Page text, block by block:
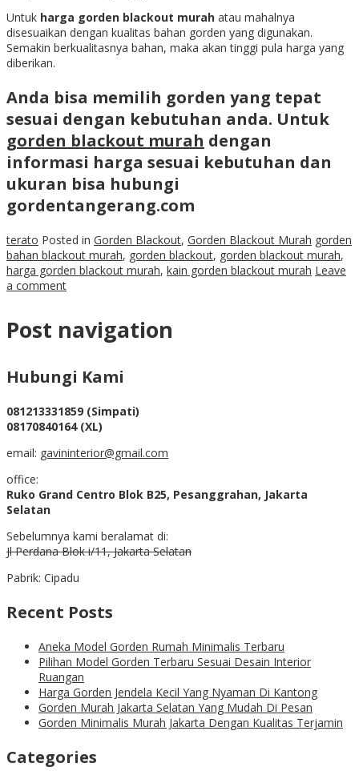
Untuk harga gorden blackout murah atau mahalnya
disesuaikan dengan kualitas bahan gorden yang digunakan.
Semakin berkualitasnya bahan, maka akan tinggi pula harga yang
diberikan.
Anda bisa memilih gorden yang tepat
sesuai dengan kebutuhan anda. Untuk
gorden blackout murah dengan
informasi harga sesuai kebutuhan dan
ukuran bisa hubungi
gordentangerang.com
terato Posted in Gorden Blackout, Gorden Blackout Murah gorden
bahan blackout murah, gorden blackout, gorden blackout murah,
harga gorden blackout murah, kain gorden blackout murah Leave
a comment
Post navigation
Hubungi Kami
081213331859 (Simpati)
08170840164 (XL)
email: gavininterior@gmail.com
office:
Ruko Grand Centro Blok B25, Pesanggrahan, Jakarta
Selatan
Sebelumnya kami beralamat di:
Jl Perdana Blok i/11, Jakarta Selatan
Pabrik: Cipadu
Recent Posts
Aneka Model Gorden Rumah Minimalis Terbaru
Pilihan Model Gorden Terbaru Sesuai Desain Interior
Ruangan
Harga Gorden Jendela Kecil Yang Nyaman Di Kantong
Gorden Murah Jakarta Selatan Yang Mudah Di Pesan
Gorden Minimalis Murah Jakarta Dengan Kualitas Terjamin
Categories